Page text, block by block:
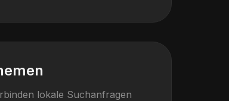
lokale Suchanfragen